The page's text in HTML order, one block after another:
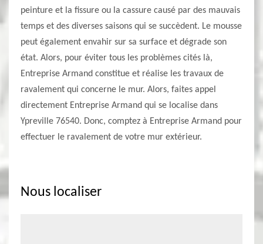
peinture et la fissure ou la cassure causé par des mauvais
temps et des diverses saisons qui se succèdent. Le mousse
peut également envahir sur sa surface et dégrade son
état. Alors, pour éviter tous les problèmes cités là,
Entreprise Armand constitue et réalise les travaux de
ravalement qui concerne le mur. Alors, faites appel
directement Entreprise Armand qui se localise dans
Ypreville 76540. Donc, comptez à Entreprise Armand pour
effectuer le ravalement de votre mur extérieur.
Nous localiser